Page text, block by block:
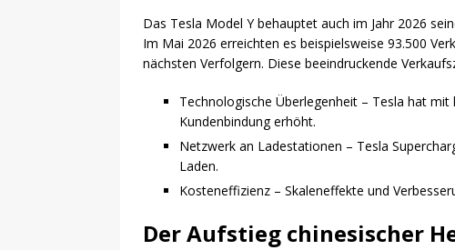
Das Tesla Model Y behauptet auch im Jahr 2026
Im Mai 2026 erreichten es beispielsweise 93.500
nächsten Verfolgern. Diese beeindruckende
Technologische Überlegenheit – Tesla hat
Kundenbindung erhöht.
Netzwerk an Ladestationen – Tesla
Laden.
Kosteneffizienz – Skaleneffekte und
Der Aufstieg chinesischer